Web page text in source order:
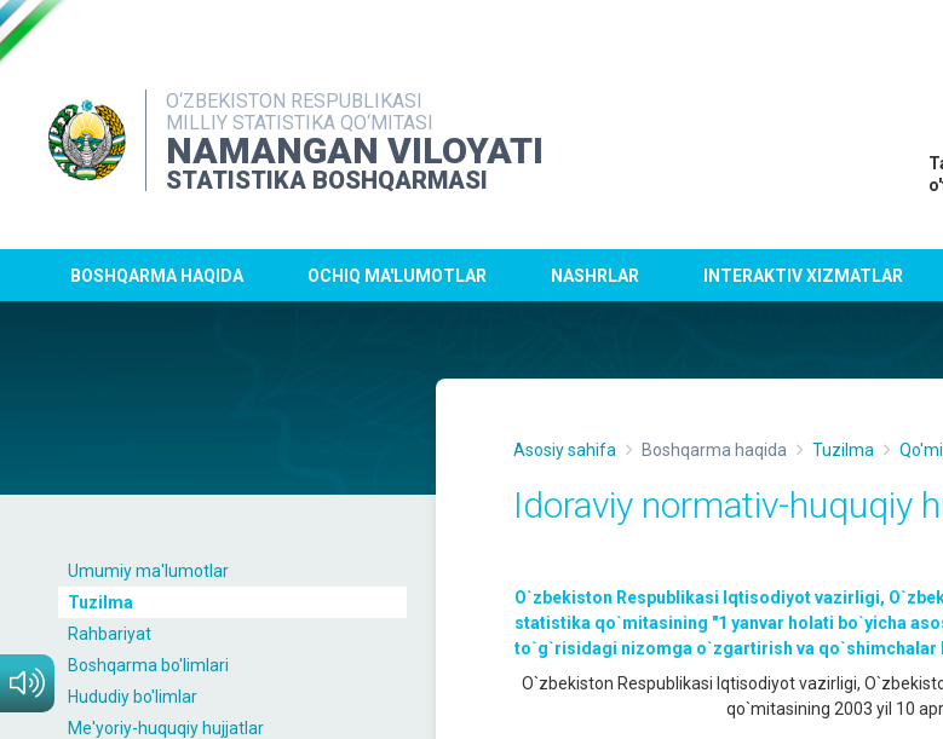
O‘ZBEKISTON RESPUBLIKASI
MILLIY STATISTIKA QO‘MITASI
NAMANGAN VILOYATI
STATISTIKA BOSHQARMASI
BOSHQARMA HAQIDA OCHIQ MA'LUMOTLAR NASHRLAR INTERAKTIV XIZMATLAR
Umumiy ma'lumotlar
Tuzilma
Rahbariyat
Boshqarma bo'limlari
Hududiy bo'limlar
Me'yoriy-huquqiy hujjatlar
Asosiy sahifa Boshqarma haqida Tuzilma
Idoraviy normativ-huquqiy
O`zbekiston Respublikasi Iqtisodiyot vazirligi,
statistika qo`mitasining "1 yanvar holati bo`yicha
to`g`risidagi nizomga o`zgartirish va qo`shimchalar
O`zbekiston Respublikasi Iqtisodiyot vazirligi,
qo`mitasining 2003 yil 10